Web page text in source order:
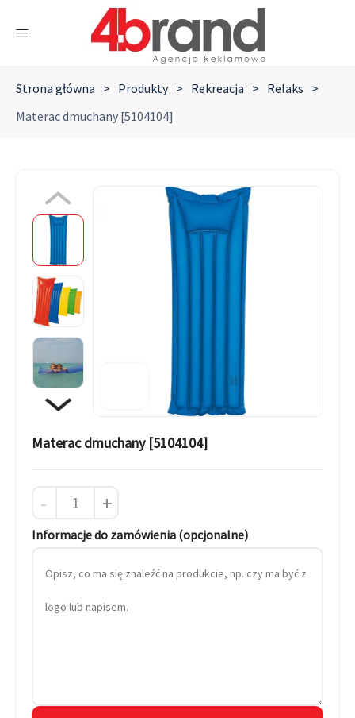
Strona główna > Produkty > Rekreacja > Relaks >
Materac dmuchany [5104104]
Materac dmuchany [5104104]
- +
Informacje do zamówienia (opcjonalne)